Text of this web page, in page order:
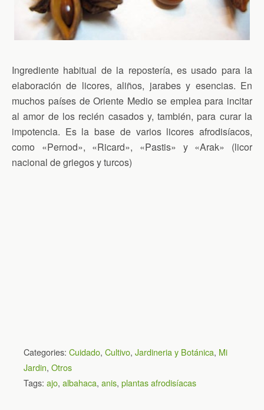
Ingrediente habitual de la repostería, es usado para la
elaboración de licores, aliños, jarabes y esencias. En
muchos países de Oriente Medio se emplea para incitar
al amor de los recién casados y, también, para curar la
impotencia. Es la base de varios licores afrodisíacos,
como «Pernod», «Ricard», «Pastis» y «Arak» (licor
nacional de griegos y turcos)
Categories: Cuidado, Cultivo, Jardineria y Botánica, Mi
Jardin, Otros
Tags: ajo, albahaca, anis, plantas afrodisíacas